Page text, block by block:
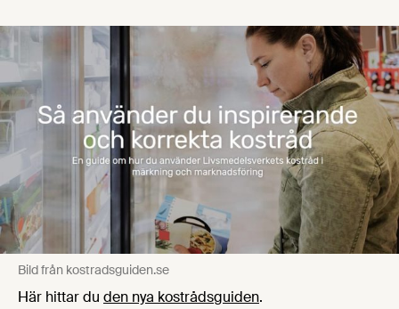
Bild från kostradsguiden.se
Här hittar du den nya kostrådsguiden.